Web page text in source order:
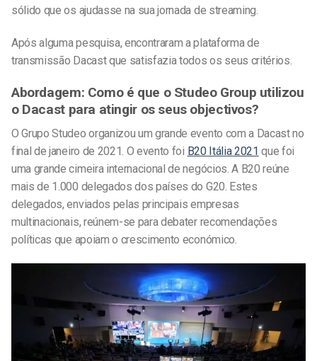
sólido que os ajudasse na sua jornada de streaming.
Após alguma pesquisa, encontraram a plataforma de
transmissão Dacast que satisfazia todos os seus critérios.
Abordagem: Como é que o Studeo Group utilizou
o Dacast para atingir os seus objectivos?
O Grupo Studeo organizou um grande evento com a Dacast no
final de janeiro de 2021. O evento foi B20 Itália 2021 que foi
uma grande cimeira internacional de negócios. A B20 reúne
mais de 1.000 delegados dos países do G20. Estes
delegados, enviados pelas principais empresas
multinacionais, reúnem-se para debater recomendações
políticas que apoiam o crescimento económico.